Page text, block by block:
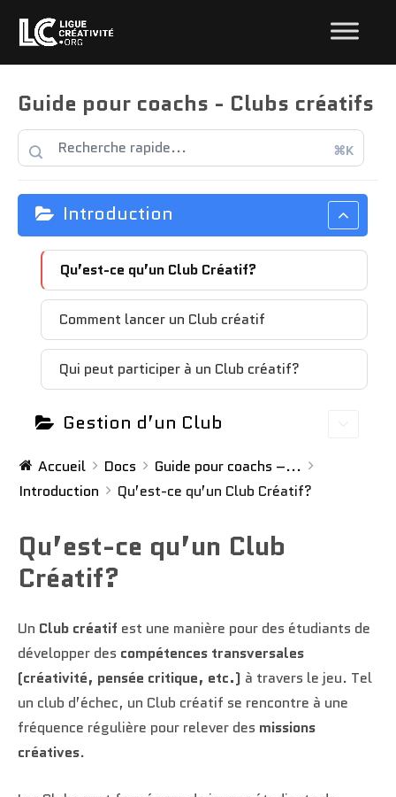
Guide pour coachs - Clubs créatifs
⌘K
Introduction
Qu’est-ce qu’un Club Créatif?
Comment lancer un Club créatif
Qui peut participer à un Club créatif?
Gestion d’un Club
Accueil Docs
Guide pour coachs –...
Introduction
Qu’est-ce qu’un Club Créatif?
Qu’est-ce qu’un Club
Créatif?
Un Club créatif est une manière pour des étudiants de
développer des compétences transversales
(créativité, pensée critique, etc.) à travers le jeu. Tel
un club d’échec, un Club créatif se rencontre à une
fréquence régulière pour relever des missions
créatives.